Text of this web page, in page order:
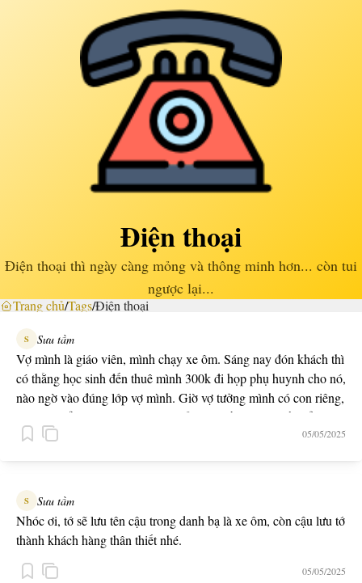
Điện thoại
Điện thoại thì ngày càng mỏng và thông minh hơn... còn tui
ngược lại...
Trang chủ/Tags/Điện thoại
S Sưu tầm
Vợ mình là giáo viên, mình chạy xe ôm. Sáng nay đón khách thì
có thằng học sinh đến thuê mình 300k đi họp phụ huynh cho nó,
nào ngờ vào đúng lớp vợ mình. Giờ vợ tưởng mình có con riêng,
gọi điện để giải thích thì không bắt máy, về nhà thì thấy cổng
khoá trái rồi.
05/05/2025
S Sưu tầm
Nhóc ơi, tớ sẽ lưu tên cậu trong danh bạ là xe ôm, còn cậu lưu tớ
thành khách hàng thân thiết nhé.
05/05/2025